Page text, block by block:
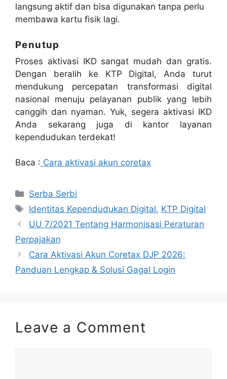
langsung aktif dan bisa digunakan tanpa perlu
membawa kartu fisik lagi.
Penutup
Proses aktivasi IKD sangat mudah dan gratis.
Dengan beralih ke KTP Digital, Anda turut
mendukung percepatan transformasi digital
nasional menuju pelayanan publik yang lebih
canggih dan nyaman. Yuk, segera aktivasi IKD
Anda sekarang juga di kantor layanan
kependudukan terdekat!
Baca : Cara aktivasi akun coretax
Categories
Serba Serbi
Tags
Identitas Kependudukan Digital, KTP Digital
UU 7/2021 Tentang Harmonisasi Peraturan
Perpajakan
Cara Aktivasi Akun Coretax DJP 2026:
Panduan Lengkap & Solusi Gagal Login
Leave a Comment